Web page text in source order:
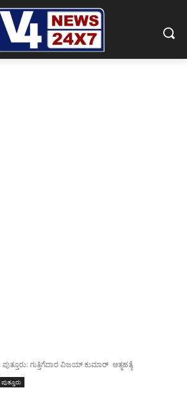
ಪುತ್ತೂರು: ಗುತ್ತಿಗೆದಾರ ವಿಜಯ್ ಕುಮಾರ್ ಆತ್ಮಹತ್ಯೆ
ಪುತ್ತೂರು